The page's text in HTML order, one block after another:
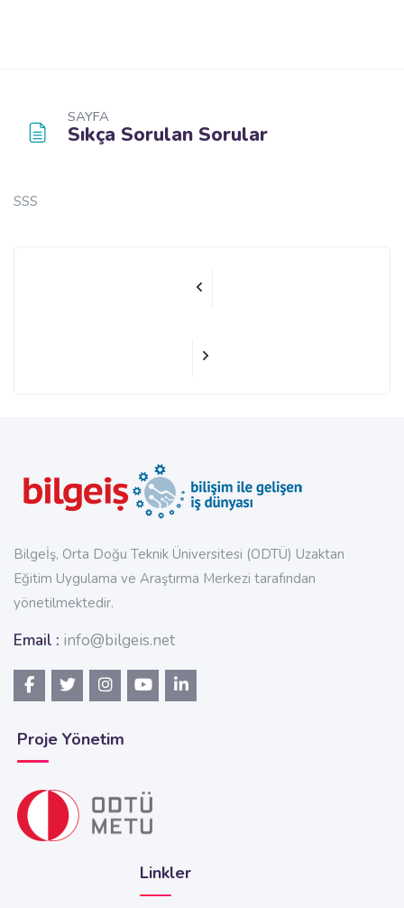
SAYFA
Sıkça Sorulan Sorular
SSS
Bilgeİş, Orta Doğu Teknik Üniversitesi (ODTÜ) Uzaktan
Eğitim Uygulama ve Araştırma Merkezi tarafından
yönetilmektedir.
Email : info@bilgeis.net
Proje Yönetim
Linkler